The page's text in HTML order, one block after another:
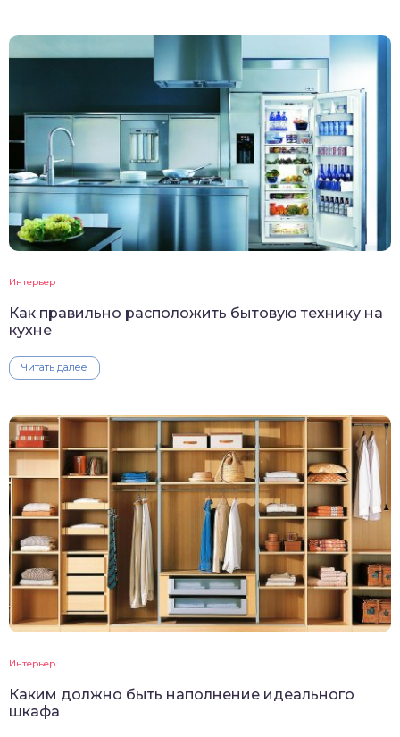
Интерьер
Как правильно расположить бытовую технику на
кухне
Читать далее
Интерьер
Каким должно быть наполнение идеального
шкафа